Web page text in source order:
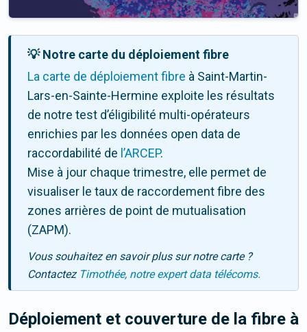
💡 Notre carte du déploiement fibre
La carte de déploiement fibre à Saint-Martin-
Lars-en-Sainte-Hermine exploite les résultats
de notre test d’éligibilité multi-opérateurs
enrichies par les données open data de
raccordabilité de l’ARCEP.
Mise à jour chaque trimestre, elle permet de
visualiser le taux de raccordement fibre des
zones arrières de point de mutualisation
(ZAPM).
Vous souhaitez en savoir plus sur notre carte ?
Contactez Timothée, notre expert data télécoms.
Déploiement et couverture de la fibre à